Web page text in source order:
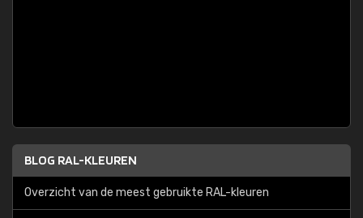
BLOG RAL-KLEUREN
Overzicht van de meest gebruikte RAL-kleuren